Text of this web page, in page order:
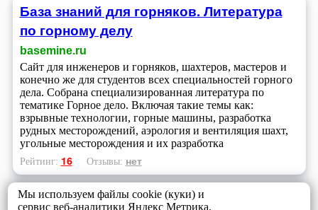
База знаний для горняков. Литература
по горному делу
basemine.ru
Сайт для инженеров и горняков, шахтеров, мастеров и
конечно же для студентов всех специальностей горного
дела. Собрана специализированная литература по
тематике Горное дело. Включая такие темы как:
взрывные технологии, горные машины, разработка
рудных месторождений, аэрология и вентиляция шахт,
угольные месторождения и их разработка
Рейтинг: 16 Отзывы: нет
Мы используем файлы cookie (куки) и
сервис веб-аналитики Яндекс Метрика,